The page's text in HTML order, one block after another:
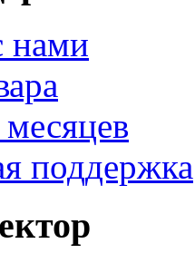
нами
поддержка